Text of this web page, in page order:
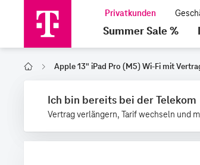
Summer Sale %
Home Apple 13" iPad Pro (M5) Wi-Fi mit
Ich bin bereits bei der Telekom
Vertrag verlängern, Tarif wechseln und